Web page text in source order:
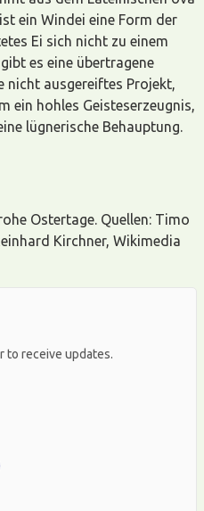
ein Windei eine Form der
Ei sich nicht zu einem
es eine übertragene
nicht ausgereiftes Projekt,
ein hohles Geisteserzeugnis,
lügnerische Behauptung.
Ostertage. Quellen: Timo
Kirchner, Wikimedia
to receive updates.